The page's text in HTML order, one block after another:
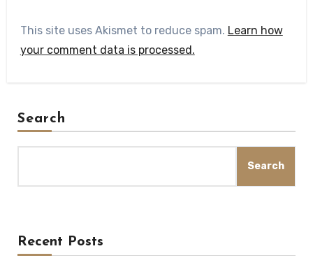
This site uses Akismet to reduce spam. Learn how
your comment data is processed.
Search
Search
Recent Posts